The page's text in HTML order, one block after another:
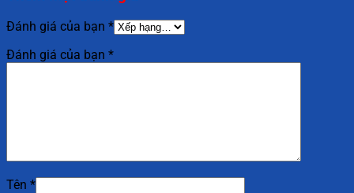
Đánh giá của bạn *
Đánh giá của bạn *
Tên *